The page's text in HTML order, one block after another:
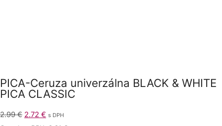
PICA-Ceruza univerzálna BLACK & WHITE
PICA CLASSIC
2.99€ 2.72 € s DPH